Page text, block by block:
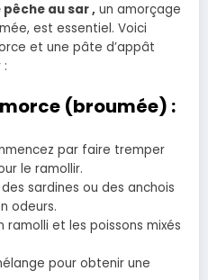
au sar , un amorçage
est essentiel. Voici
et une pâte d’appât
(broumée) :
par faire tremper
le ramollir.
des sardines ou des anchois
odeurs.
ramolli et les poissons mixés
pour obtenir une